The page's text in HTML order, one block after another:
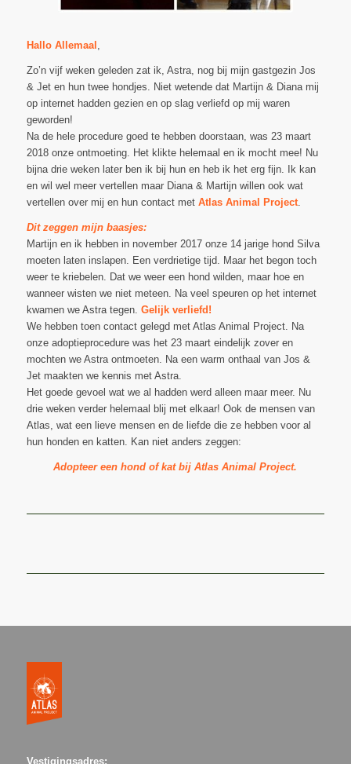
Hallo Allemaal ,
Zo’n vijf weken geleden zat ik, Astra, nog bij mijn gastgezin Jos
& Jet en hun twee hondjes. Niet wetende dat Martijn & Diana mij
op internet hadden gezien en op slag verliefd op mij waren
geworden!
Na de hele procedure goed te hebben doorstaan, was 23 maart
2018 onze ontmoeting. Het klikte helemaal en ik mocht mee! Nu
bijna drie weken later ben ik bij hun en heb ik het erg fijn. Ik kan
en wil wel meer vertellen maar Diana & Martijn willen ook wat
vertellen over mij en hun contact met Atlas Animal Project.
Dit zeggen mijn baasjes:
Martijn en ik hebben in november 2017 onze 14 jarige hond Silva
moeten laten inslapen. Een verdrietige tijd. Maar het begon toch
weer te kriebelen. Dat we weer een hond wilden, maar hoe en
wanneer wisten we niet meteen. Na veel speuren op het internet
kwamen we Astra tegen. Gelijk verliefd!
We hebben toen contact gelegd met Atlas Animal Project. Na
onze adoptieprocedure was het 23 maart eindelijk zover en
mochten we Astra ontmoeten. Na een warm onthaal van Jos &
Jet maakten we kennis met Astra.
Het goede gevoel wat we al hadden werd alleen maar meer. Nu
drie weken verder helemaal blij met elkaar! Ook de mensen van
Atlas, wat een lieve mensen en de liefde die ze hebben voor al
hun honden en katten. Kan niet anders zeggen:
Adopteer een hond of kat bij Atlas Animal Project.
Vestigingsadres: